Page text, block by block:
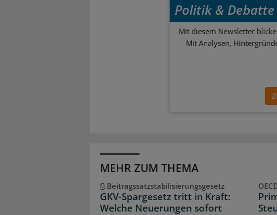
Politik & Debatte
Mit diesem Newsletter
Mit Analysen,
MEHR ZUM THEMA
Beitragssatzstabilisierungsgesetz
GKV-Spargesetz tritt in Kraft:
Welche Neuerungen sofort